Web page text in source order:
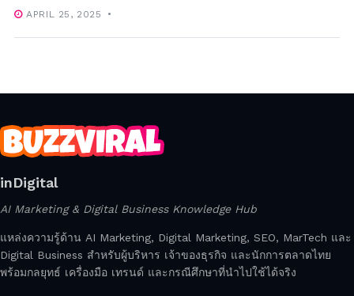
APRIL 25, 2025
inDigital
AI Marketing & Digital Business Knowledge Hub
แหล่งความรู้ด้าน AI Marketing, Digital Marketing, SEO, MarTech และ
Digital Business สำหรับผู้บริหาร เจ้าของธุรกิจ และนักการตลาดไทย
พร้อมกลยุทธ์ เครื่องมือ เทรนด์ และกรณีศึกษาที่นำไปใช้ได้จริง